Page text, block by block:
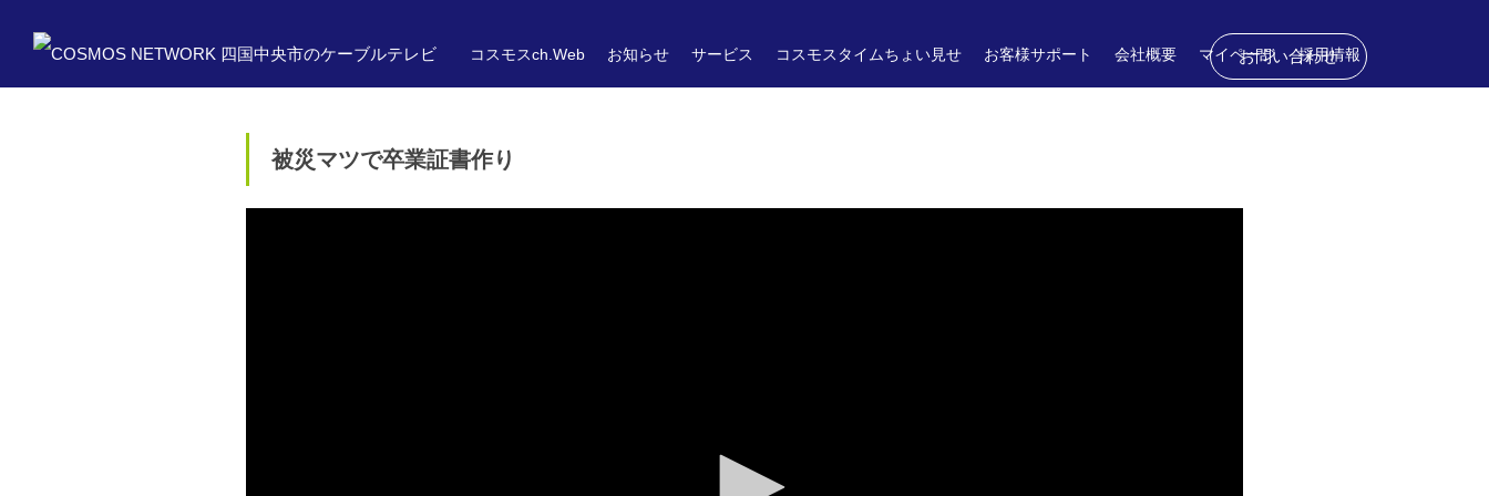
お問い合わせ
コスモスch.Web お知らせ サービス コスモスタイムちょい見せ お客様サポート 会社概要 マイページ 採用情報
被災マツで卒業証書作り